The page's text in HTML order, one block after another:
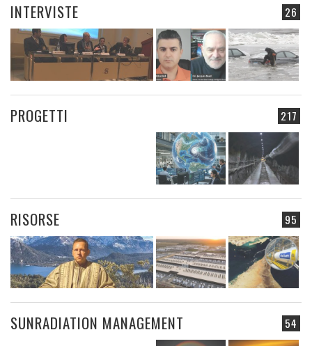
26
INTERVISTE
217
PROGETTI
95
RISORSE
54
SUNRADIATION MANAGEMENT